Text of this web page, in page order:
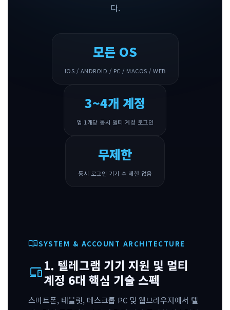
다.
모든 OS
IOS / ANDROID / PC / MACOS / WEB
3~4개 계정
앱 1개당 동시 멀티 계정 로그인
무제한
동시 로그인 기기 수 제한 없음
menu_bookSYSTEM & ACCOUNT ARCHITECTURE
devices1. 텔레그램 기기 지원 및 멀티
계정 6대 핵심 기술 스펙
스마트폰, 태블릿, 데스크톱 PC 및 웹브라우저에서 텔